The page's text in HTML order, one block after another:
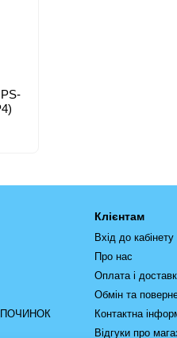
Клієнтам
Вхід до кабінету
Про нас
Оплата і
Обмін та
Контактна
Відгуки про